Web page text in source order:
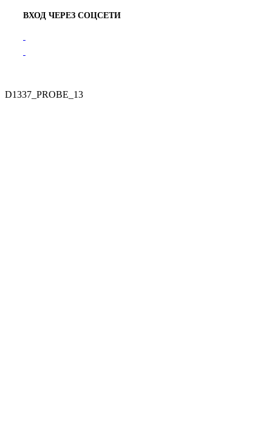
ВХОД ЧЕРЕЗ СОЦСЕТИ